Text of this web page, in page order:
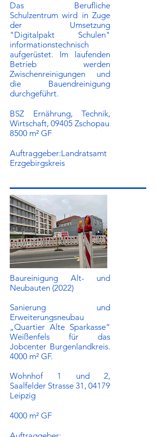
Das Berufliche
Schulzentrum wird in Zuge
der Umsetzung
"Digitalpakt Schulen"
informationstechnisch
aufgerüstet. Im laufenden
Betrieb werden
Zwischenreinigungen und
die Bauendreinigung
durchgeführt.
BSZ Ernährung, Technik,
Wirtschaft, 09405 Zschopau
8500 m² GF
Auftraggeber:​Landratsamt
Erzgebirgskreis
Baureinigung Alt- und
Neubauten (2022)
Sanierung und
Erweiterungsneubau
„Quartier Alte Sparkasse“
Weißenfels für das
Jobcenter Burgenlandkreis.
4000 m² GF.
Wohnhof 1 und 2,
Saalfelder Strasse 31, 04179
Leipzig
4000 m² GF